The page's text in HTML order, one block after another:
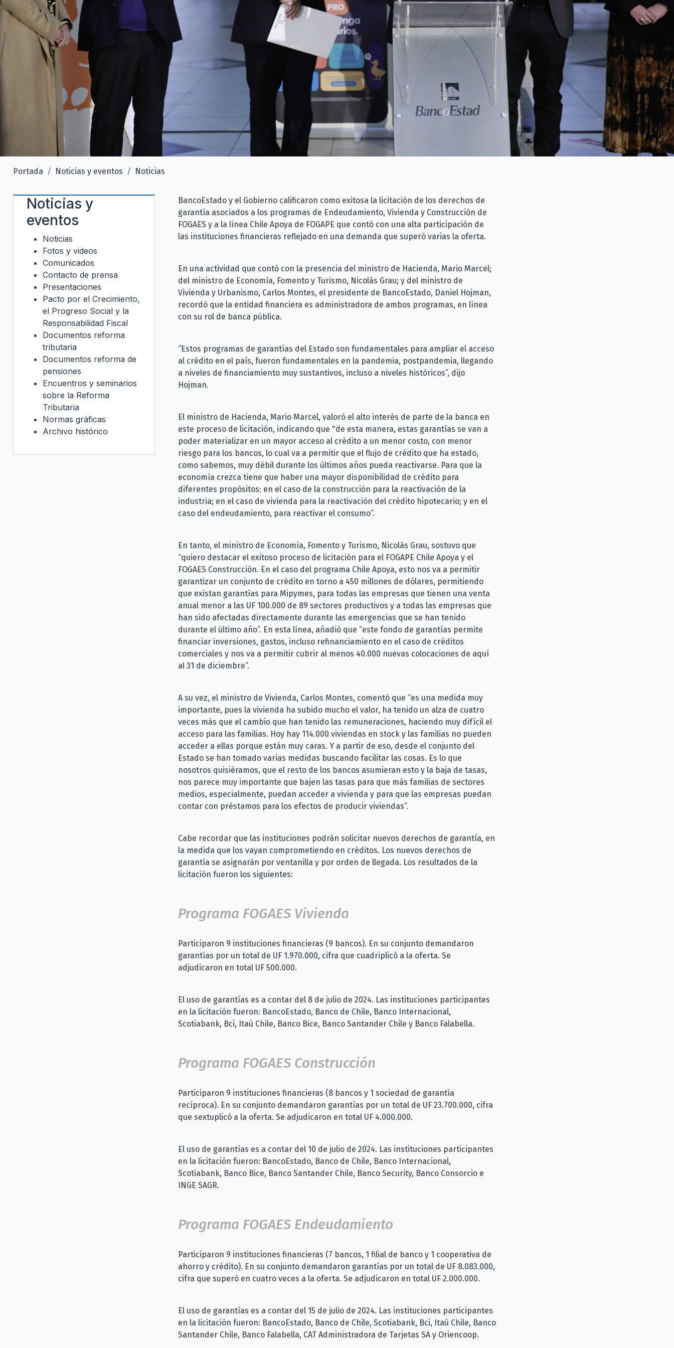
Portada Noticias y eventos Noticias
BancoEstado y el Gobierno calificaron como exitosa la licitación de los derechos de
garantía asociados a los programas de Endeudamiento, Vivienda y Construcción de
FOGAES y a la línea Chile Apoya de FOGAPE que contó con una alta participación de
las instituciones financieras reflejado en una demanda que superó varias la oferta.
En una actividad que contó con la presencia del ministro de Hacienda, Mario Marcel;
del ministro de Economía, Fomento y Turismo, Nicolás Grau; y del ministro de
Vivienda y Urbanismo, Carlos Montes, el presidente de BancoEstado, Daniel Hojman,
recordó que la entidad financiera es administradora de ambos programas, en línea
con su rol de banca pública.
“Estos programas de garantías del Estado son fundamentales para ampliar el acceso
al crédito en el país, fueron fundamentales en la pandemia, postpandemia, llegando
a niveles de financiamiento muy sustantivos, incluso a niveles históricos”, dijo
Hojman.
El ministro de Hacienda, Mario Marcel, valoró el alto interés de parte de la banca en
este proceso de licitación, indicando que "de esta manera, estas garantías se van a
poder materializar en un mayor acceso al crédito a un menor costo, con menor
riesgo para los bancos, lo cual va a permitir que el flujo de crédito que ha estado,
como sabemos, muy débil durante los últimos años pueda reactivarse. Para que la
economía crezca tiene que haber una mayor disponibilidad de crédito para
diferentes propósitos: en el caso de la construcción para la reactivación de la
industria; en el caso de vivienda para la reactivación del crédito hipotecario; y en el
caso del endeudamiento, para reactivar el consumo”.
En tanto, el ministro de Economía, Fomento y Turismo, Nicolás Grau, sostuvo que
“quiero destacar el exitoso proceso de licitación para el FOGAPE Chile Apoya y el
FOGAES Construcción. En el caso del programa Chile Apoya, esto nos va a permitir
garantizar un conjunto de crédito en torno a 450 millones de dólares, permitiendo
que existan garantías para Mipymes, para todas las empresas que tienen una venta
anual menor a las UF 100.000 de 89 sectores productivos y a todas las empresas que
han sido afectadas directamente durante las emergencias que se han tenido
durante el último año”. En esta línea, añadió que “este fondo de garantías permite
financiar inversiones, gastos, incluso refinanciamiento en el caso de créditos
comerciales y nos va a permitir cubrir al menos 40.000 nuevas colocaciones de aquí
al 31 de diciembre”.
A su vez, el ministro de Vivienda, Carlos Montes, comentó que “es una medida muy
importante, pues la vivienda ha subido mucho el valor, ha tenido un alza de cuatro
veces más que el cambio que han tenido las remuneraciones, haciendo muy difícil el
acceso para las familias. Hoy hay 114.000 viviendas en stock y las familias no pueden
acceder a ellas porque están muy caras. Y a partir de eso, desde el conjunto del
Estado se han tomado varias medidas buscando facilitar las cosas. Es lo que
nosotros quisiéramos, que el resto de los bancos asumieran esto y la baja de tasas,
nos parece muy importante que bajen las tasas para que más familias de sectores
medios, especialmente, puedan acceder a vivienda y para que las empresas puedan
contar con préstamos para los efectos de producir viviendas”.
Cabe recordar que las instituciones podrán solicitar nuevos derechos de garantía, en
la medida que los vayan comprometiendo en créditos. Los nuevos derechos de
garantía se asignarán por ventanilla y por orden de llegada. Los resultados de la
licitación fueron los siguientes:
Programa FOGAES Vivienda
Participaron 9 instituciones financieras (9 bancos). En su conjunto demandaron
garantías por un total de UF 1.970.000, cifra que cuadriplicó a la oferta. Se
adjudicaron en total UF 500.000.
El uso de garantías es a contar del 8 de julio de 2024. Las instituciones participantes
en la licitación fueron: BancoEstado, Banco de Chile, Banco Internacional,
Scotiabank, Bci, Itaú Chile, Banco Bice, Banco Santander Chile y Banco Falabella.
Programa FOGAES Construcción
Participaron 9 instituciones financieras (8 bancos y 1 sociedad de garantía
recíproca). En su conjunto demandaron garantías por un total de UF 23.700.000, cifra
que sextuplicó a la oferta. Se adjudicaron en total UF 4.000.000.
El uso de garantías es a contar del 10 de julio de 2024. Las instituciones participantes
en la licitación fueron: BancoEstado, Banco de Chile, Banco Internacional,
Scotiabank, Banco Bice, Banco Santander Chile, Banco Security, Banco Consorcio e
INGE SAGR.
Programa FOGAES Endeudamiento
Participaron 9 instituciones financieras (7 bancos, 1 filial de banco y 1 cooperativa de
ahorro y crédito). En su conjunto demandaron garantías por un total de UF 8.083.000,
cifra que superó en cuatro veces a la oferta. Se adjudicaron en total UF 2.000.000.
El uso de garantías es a contar del 15 de julio de 2024. Las instituciones participantes
en la licitación fueron: BancoEstado, Banco de Chile, Scotiabank, Bci, Itaú Chile, Banco
Santander Chile, Banco Falabella, CAT Administradora de Tarjetas SA y Oriencoop.
Noticias y
eventos
Noticias
Fotos y videos
Comunicados
Contacto de prensa
Presentaciones
Pacto por el Crecimiento,
el Progreso Social y la
Responsabilidad Fiscal
Documentos reforma
tributaria
Documentos reforma de
pensiones
Encuentros y seminarios
sobre la Reforma
Tributaria
Normas gráficas
Archivo histórico